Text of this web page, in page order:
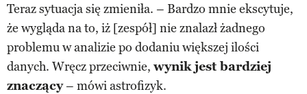
Teraz sytuacja się zmieniła. – Bardzo mnie ekscytuje,
że wygląda na to, iż [zespół] nie znalazł żadnego
problemu w analizie po dodaniu większej ilości
danych. Wręcz przeciwnie, wynik jest bardziej
znaczący– mówi astrofizyk.